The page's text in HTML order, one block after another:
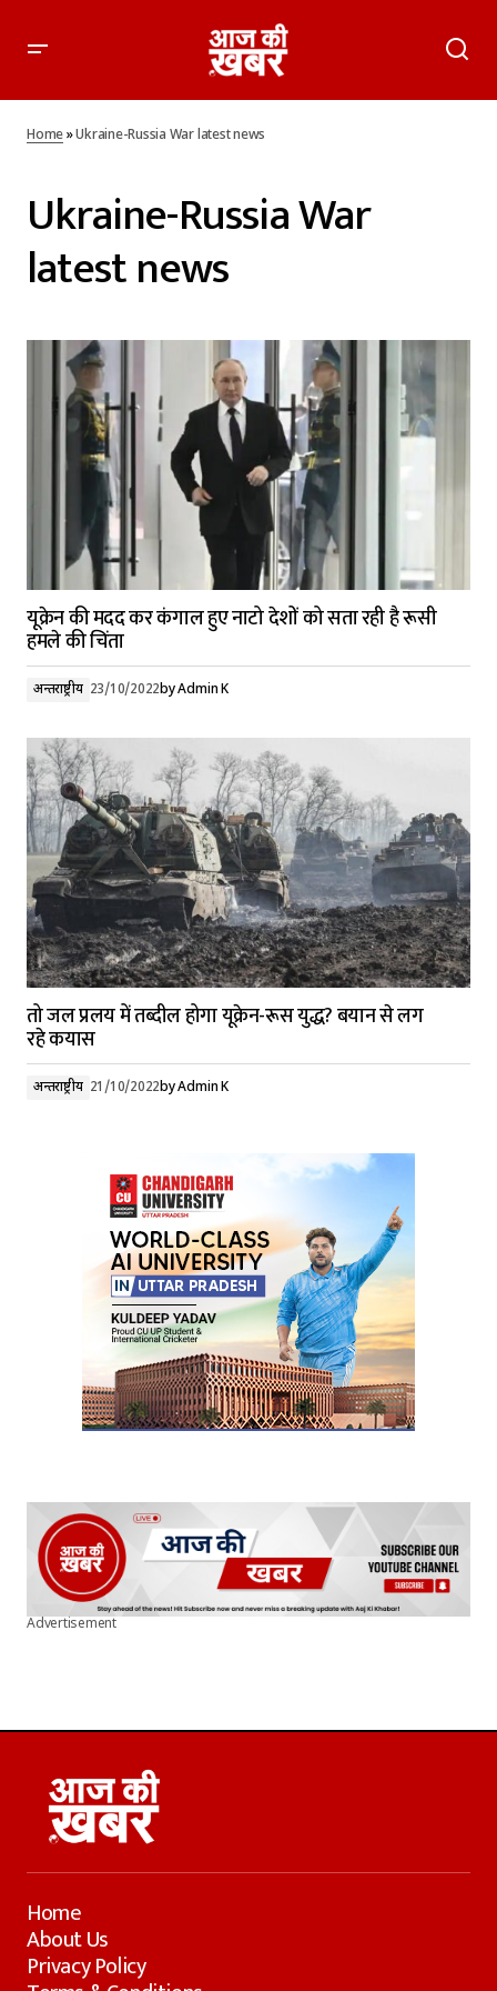
Home»Ukraine-Russia War latest news
Ukraine-Russia War
latest news
यूक्रेन की मदद कर कंगाल हुए नाटो देशों को सता रही है रूसी
हमले की चिंता
अन्तर्राष्ट्रीय 23/10/2022byAdmin K
तो जल प्रलय में तब्दील होगा यूक्रेन-रूस युद्ध? बयान से लग
रहे कयास
अन्तर्राष्ट्रीय 21/10/2022byAdmin K
Advertisement
Home
About Us
Privacy Policy